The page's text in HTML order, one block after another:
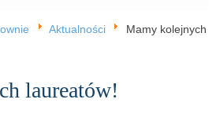
Aktualności
Mamy kolejnych
laureatów!